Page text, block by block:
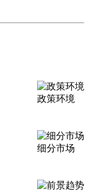
政策环境
细分市场